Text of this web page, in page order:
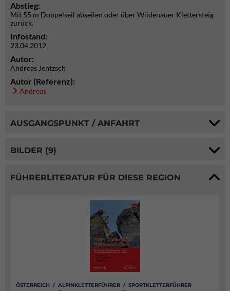
Abstieg:
Mit 55 m Doppelseil abseilen oder über Wildenauer Klettersteig
zurück.
Infostand:
23.04.2012
Autor:
Andreas Jentzsch
Autor (Referenz):
Andreas
AUSGANGSPUNKT / ANFAHRT
BILDER (9)
FÜHRERLITERATUR FÜR DIESE REGION
ÖSTERREICH / ALPINKLETTERFÜHRER / SPORTKLETTERFÜHRER